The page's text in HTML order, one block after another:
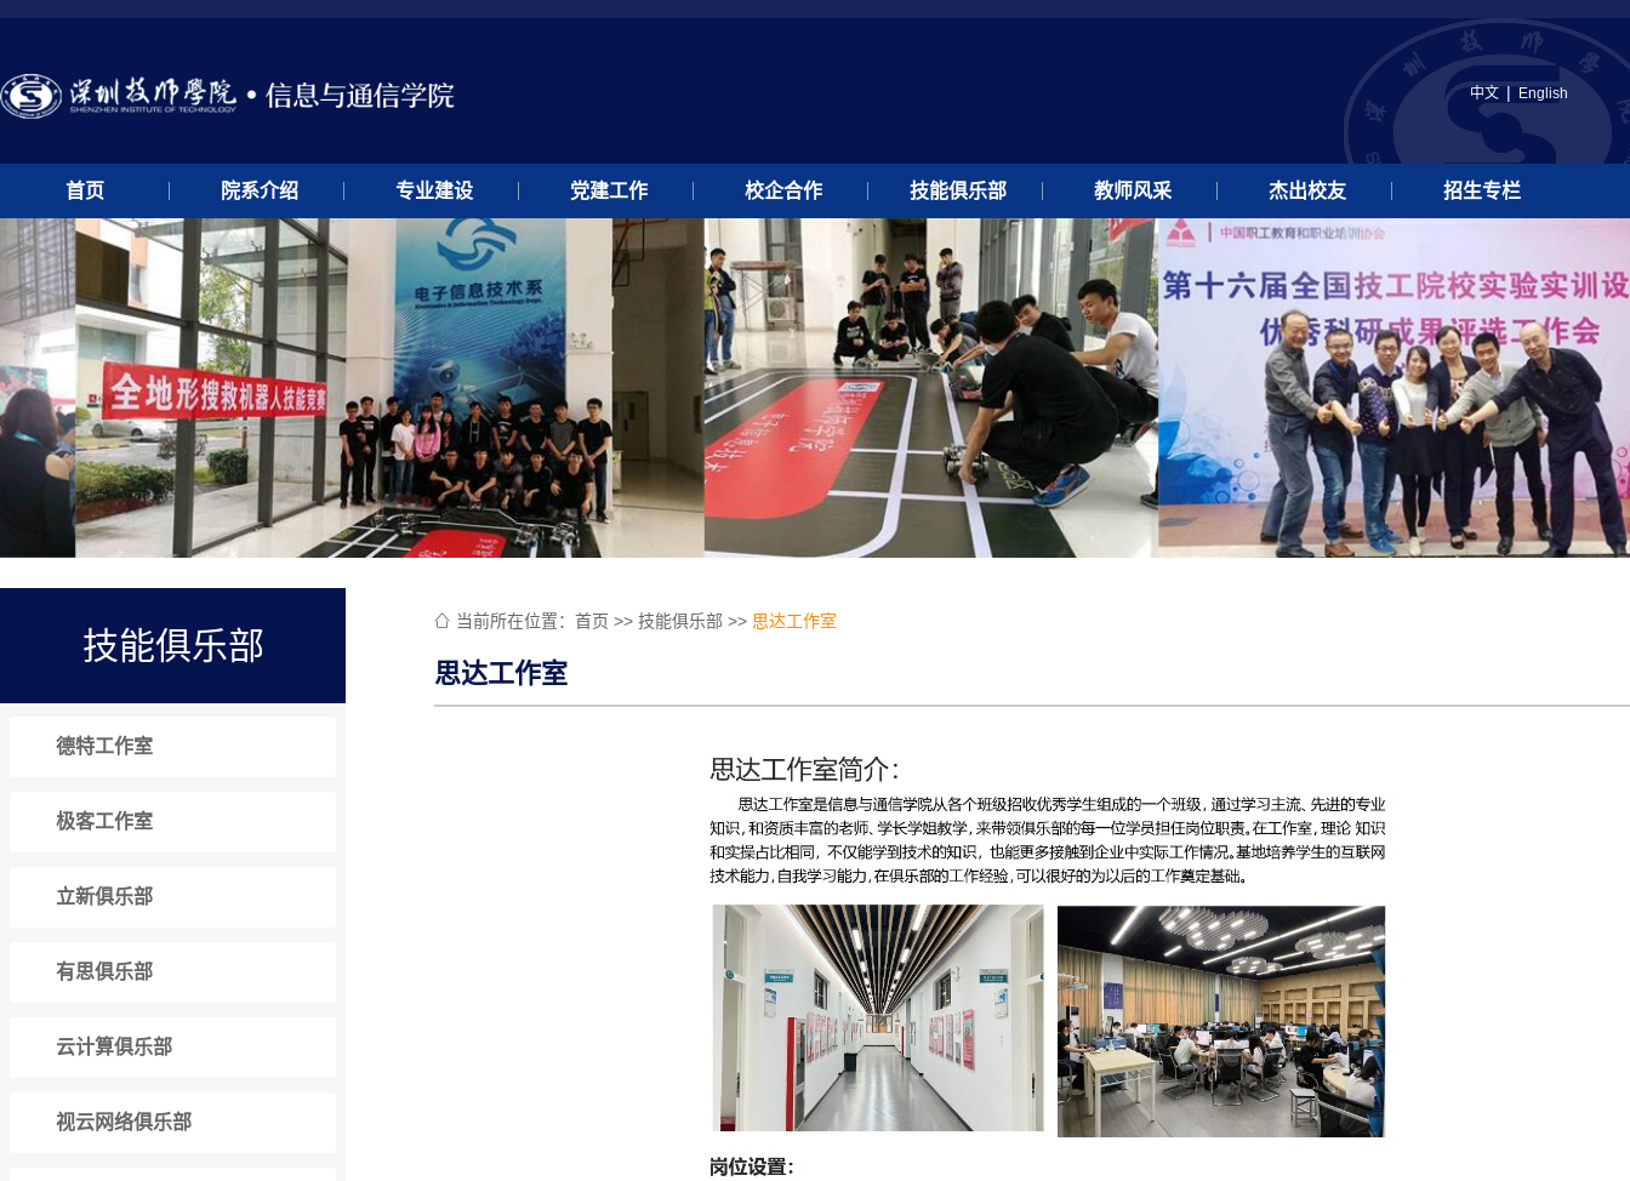
中文 | English
首页 院系介绍 专业建设 党建工作 校企合作 技能俱乐部 教师风采 杰出校友 招生专栏
技能俱乐部
德特工作室
极客工作室
立新俱乐部
有思俱乐部
云计算俱乐部
视云网络俱乐部
 当前所在位置： 首页 >> 技能俱乐部 >> 思达工作室
思达工作室